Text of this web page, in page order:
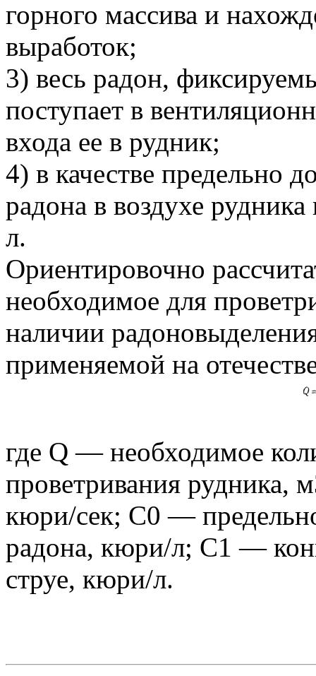
горного массива и
выработок;
3) весь радон,
поступает в
входа ее в рудник;
4) в качестве предельно
радона в воздухе
л.
Ориентировочно
необходимое для
наличии
применяемой на
где Q — необходимое
проветривания рудника,
кюри/сек; С0 —
радона, кюри/л; С1 —
струе, кюри/л.